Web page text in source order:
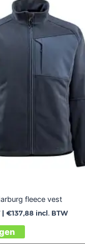
fleece vest
| €137,88incl. BTW
Dit
product